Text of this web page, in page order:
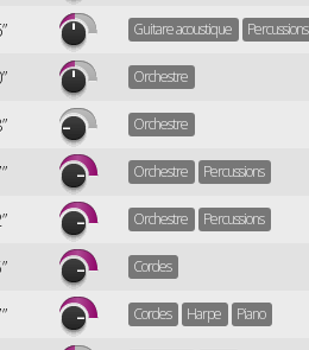
Guitare acoustique Percussions
Orchestre
Orchestre
Orchestre Percussions
Orchestre Percussions
Cordes
Cordes Harpe Piano